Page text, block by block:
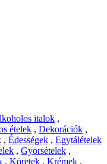
italok ,
ételek , Dekorációk ,
, Édességek , Egytálételek
, Gyorsételek ,
, Köretek , Krémek ,